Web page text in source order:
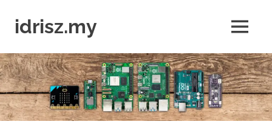
contentidrisz.my
Raspberry
Pi,
Arduino,
micro:bit
MENU